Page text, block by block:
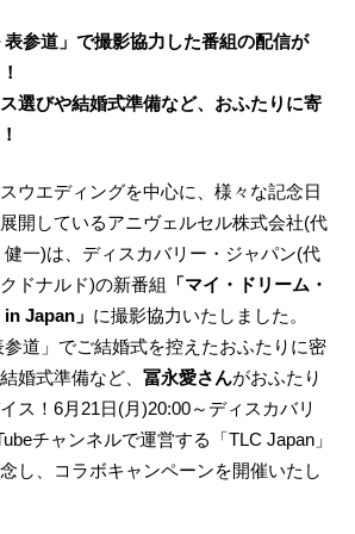
参道」で撮影協力した番組の配信が
選びや結婚式準備など、おふたりに寄
ウエディングを中心に、様々な記念日
開しているアニヴェルセル株式会社(代
一)は、ディスカバリー・ジャパン(代
ドナルド)の新番組
「マイ・ドリーム・
Japan」 に撮影協力いたしました。
参道」でご結婚式を控えたおふたりに密
婚式準備など、 冨永愛さんがおふたり
ス！6月21日(月)20:00～ディスカバリ
チャンネルで運営する「TLC Japan」
し、コラボキャンペーンを開催いたし